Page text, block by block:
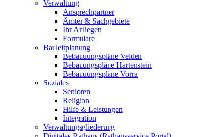
Verwaltung
Ansprechpartner
Ämter & Sachgebiete
Ihr Anliegen
Formulare
Bauleitplanung
Bebauuungspläne Velden
Bebauungspläne Hartenstein
Bebauuungspläne Vorra
Soziales
Senioren
Religion
Hilfe & Leistungen
Integration
Verwaltungsgliederung